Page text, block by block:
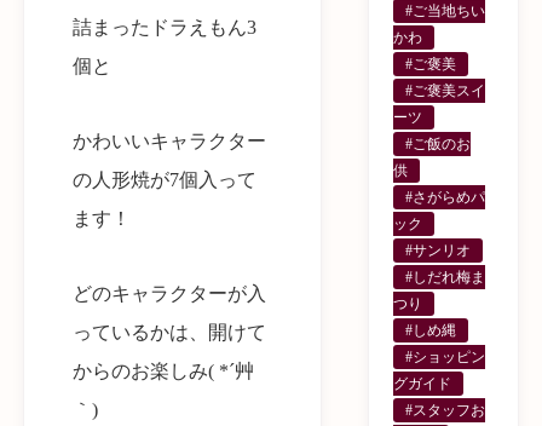
詰まったドラえもん3
個と
かわいいキャラクター
の人形焼が7個入って
ます！
どのキャラクターが入
っているかは、開けて
からのお楽しみ( *´艸
｀)
#ご当地ちい
かわ
#ご褒美
#ご褒美スイ
ーツ
#ご飯のお
供
#さがらめパ
ック
#サンリオ
#しだれ梅ま
つり
#しめ縄
#ショッピン
グガイド
#スタッフお